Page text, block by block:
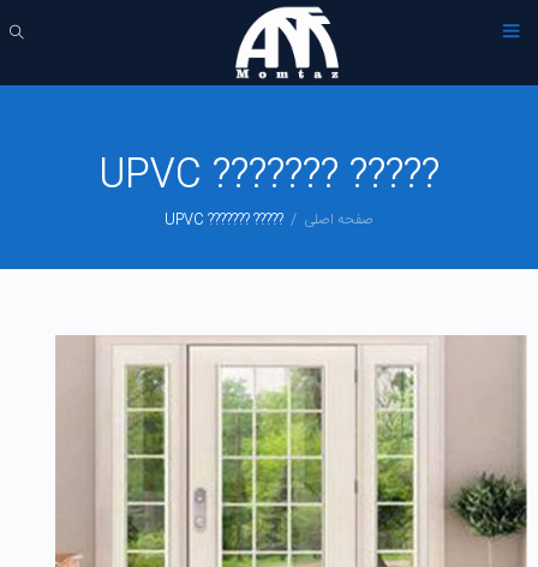
????? ??????? UPVC
صفحه اصلی ????? ??????? UPVC